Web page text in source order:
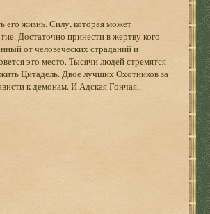
его жизнь. Силу, которая может
Достаточно принести в жертву кого-
от человеческих страданий и
это место. Тысячи людей стремятся
Цитадель. Двое лучших Охотников за
к демонам. И Адская Гончая,